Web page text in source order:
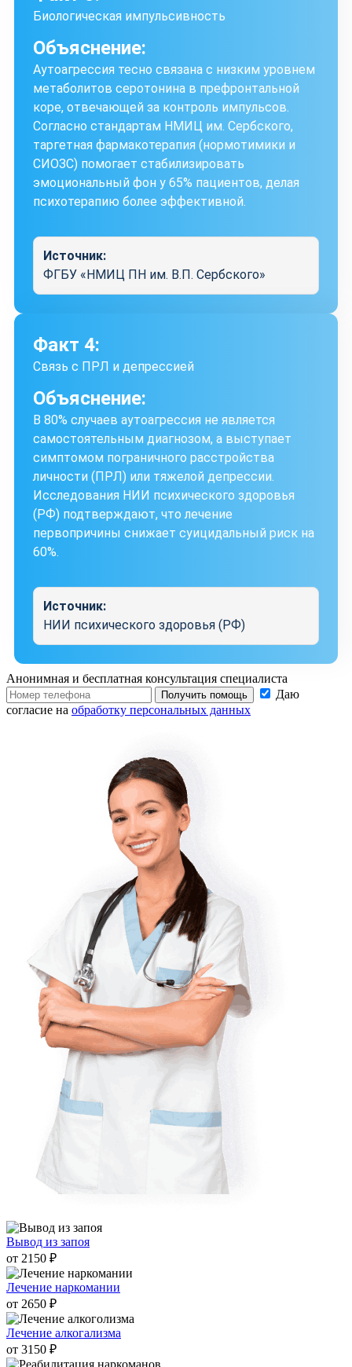
Биологическая импульсивность
Объяснение:
Аутоагрессия тесно связана с низким уровнем
метаболитов серотонина в префронтальной
коре, отвечающей за контроль импульсов.
Согласно стандартам НМИЦ им. Сербского,
таргетная фармакотерапия (нормотимики и
СИОЗС) помогает стабилизировать
эмоциональный фон у 65% пациентов, делая
психотерапию более эффективной.
Источник:
ФГБУ «НМИЦ ПН им. В.П. Сербского»
Факт 4:
Связь с ПРЛ и депрессией
Объяснение:
В 80% случаев аутоагрессия не является
самостоятельным диагнозом, а выступает
симптомом пограничного расстройства
личности (ПРЛ) или тяжелой депрессии.
Исследования НИИ психического здоровья
(РФ) подтверждают, что лечение
первопричины снижает суицидальный риск на
60%.
Источник:
НИИ психического здоровья (РФ)
Анонимная и бесплатная консультация специалиста
Получить помощь
Даю
согласие на обработку персональных данных
Вывод из запоя
от 2150 ₽
Лечение наркомании
от 2650 ₽
Лечение алкогализма
от 3150 ₽